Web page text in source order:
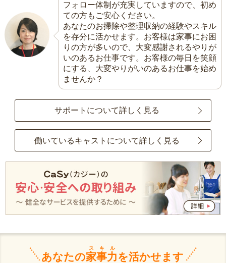
フォロー体制が充実していますので、初め
ての方もご安心ください。
あなたのお掃除や整理収納の経験やスキル
を存分に活かせます。お客様は家事にお困
りの方が多いので、大変感謝されるやりが
いのあるお仕事です。お客様の毎日を笑顔
にする、大変やりがいのあるお仕事を始め
ませんか？
サポートについて詳しく見る
働いているキャストについて詳しく見る
あなたの家事力
スキル
を活かせます